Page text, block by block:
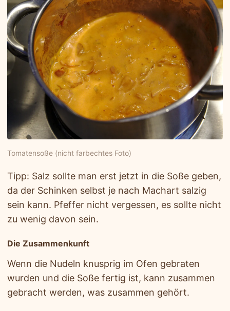
Tomatensoße (nicht farbechtes Foto)
Tipp: Salz sollte man erst jetzt in die Soße geben,
da der Schinken selbst je nach Machart salzig
sein kann. Pfeffer nicht vergessen, es sollte nicht
zu wenig davon sein.
Die Zusammenkunft
Wenn die Nudeln knusprig im Ofen gebraten
wurden und die Soße fertig ist, kann zusammen
gebracht werden, was zusammen gehört.